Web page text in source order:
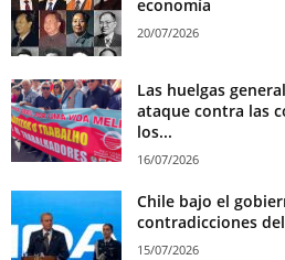
economía
20/07/2026
Las huelgas
ataque contra las
los...
16/07/2026
Chile bajo el
contradicciones
15/07/2026